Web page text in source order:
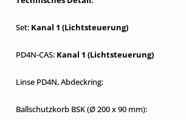
Kanal 1 (Lichtsteuerung)
Kanal 1 (Lichtsteuerung)